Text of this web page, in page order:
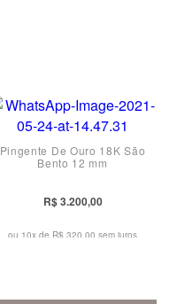
Pingente De Ouro 18K São
Bento 12 mm
R$ 3.200,00
ou 10x de R$ 320,00 sem juros